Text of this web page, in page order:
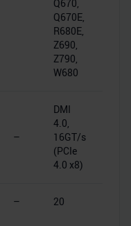
Q670,
Q670E,
R680E,
Z690,
Z790,
W680
–
DMI
4.0,
16GT/s
(PCIe
4.0 x8)
– 20